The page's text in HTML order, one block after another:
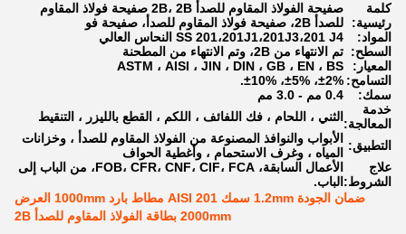
كلمة
رئيسية:
صفيحة الفولاذ المقاوم للصدأ 2B، 2B صفيحة فولاذ المقاوم
للصدأ 2B، صفيحة فولاذ المقاوم للصدأ، صفيحة فو
المواد:
SS 201،201J1،201J3،201 J4 النحاس العالي
السطح: تم الانتهاء من 2B، وتم الانتهاء من المطحنة
المعيار:
ASTM ، AISI ، JIN ، DIN ، GB ، EN ، BS
التسامح: ±2%، ±5%، ±10%.
سمك:
0.4 مم - 3.0 مم
خدمة
المعالجة: الثني ، اللحام ، فك اللفائف ، اللكم ، القطع بالليزر ، التنقيط
التطبيق:
الأبواب والنوافذ المصنوعة من الفولاذ المقاوم للصدأ ، وخزانات
المياه ، وغرف الاستحمام ، وأغطية الحواف
علاج
الشروط:
الأعمال السابقة، FOB، CFR، CNF، CIF، FCA، من الباب إلى
الباب.
ضمان الجودة 1.2mm سمك AISI 201 مطاط بارد 1000mm العرض
2000mm بطاقة الفولاذ المقاوم للصدأ 2B